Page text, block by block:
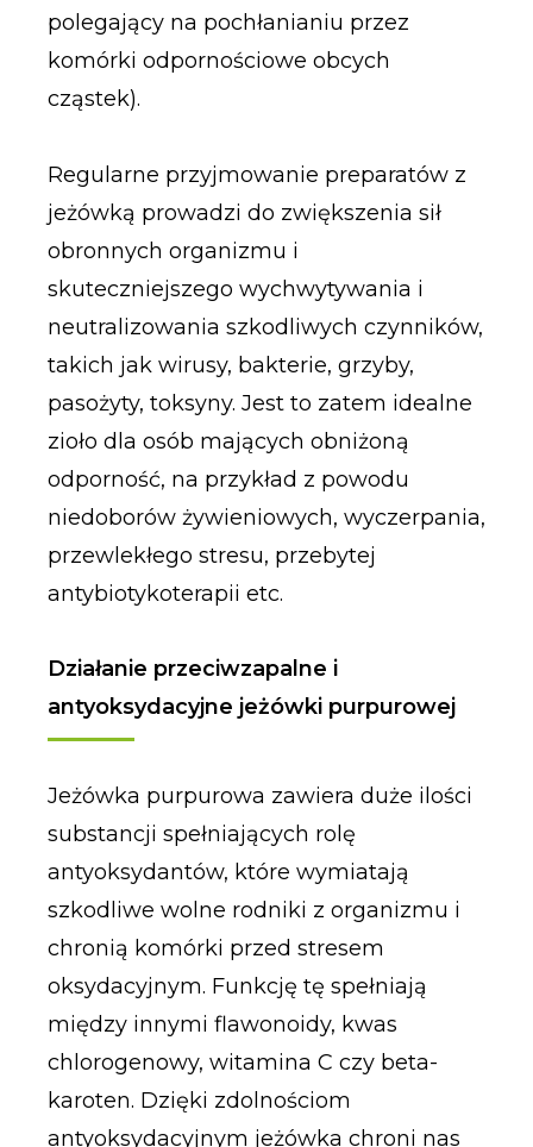
polegający na pochłanianiu przez
komórki odpornościowe obcych
cząstek).
Regularne przyjmowanie preparatów z
jeżówką prowadzi do zwiększenia sił
obronnych organizmu i
skuteczniejszego wychwytywania i
neutralizowania szkodliwych czynników,
takich jak wirusy, bakterie, grzyby,
pasożyty, toksyny. Jest to zatem idealne
zioło dla osób mających obniżoną
odporność, na przykład z powodu
niedoborów żywieniowych, wyczerpania,
przewlekłego stresu, przebytej
antybiotykoterapii etc.
Działanie przeciwzapalne i
antyoksydacyjne jeżówki purpurowej
Jeżówka purpurowa zawiera duże ilości
substancji spełniających rolę
antyoksydantów, które wymiatają
szkodliwe wolne rodniki z organizmu i
chronią komórki przed stresem
oksydacyjnym. Funkcję tę spełniają
między innymi flawonoidy, kwas
chlorogenowy, witamina C czy beta-
karoten. Dzięki zdolnościom
antyoksydacyjnym jeżówka chroni nas